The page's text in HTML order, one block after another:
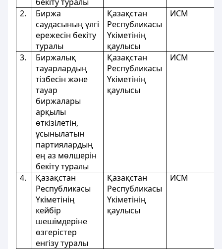
2.
Биржа
саудасының үлгі
ережесін бекіту
туралы
Қазақстан
Республикасы
Үкіметінің
қаулысы
ИСМ
3.
Биржалық
тауарлардың
тізбесін және
тауар
биржалары
арқылы
өткізілетін,
ұсынылатын
партиялардың
ең аз мөлшерін
бекіту туралы
Қазақстан
Республикасы
Үкіметінің
қаулысы
ИСМ
4.
Қазақстан
Республикасы
Үкіметінің
кейбір
шешімдеріне
өзгерістер
енгізу туралы
Қазақстан
Республикасы
Үкіметінің
қаулысы
ИСМ